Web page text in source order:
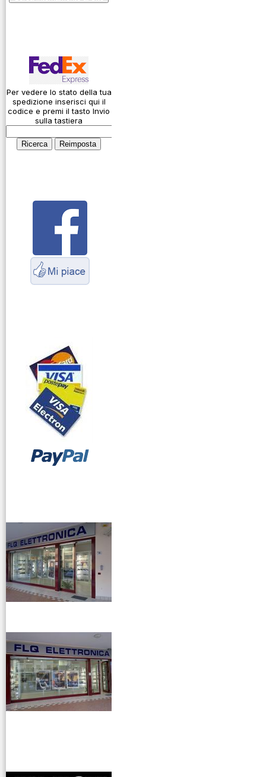
Codice Q
Come si usa un
cavo
Connessioni
microfoniche
Cosa è l' ADS-B
antenne e cavi
Servizio
Radioelettrico
Per vedere lo stato della tua
spedizione inserisci qui il
codice e premi il tasto Invio
sulla tastiera